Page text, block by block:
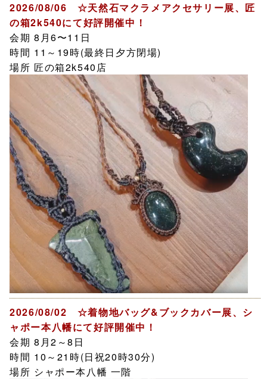
2026/08/06 ☆天然石マクラメアクセサリー展、匠
の箱2k540にて好評開催中！
会期 8月6〜11日
時間 11～19時(最終日夕方閉場)
場所 匠の箱2k540店
2026/08/02 ☆着物地バッグ&ブックカバー展、シ
ャポー本八幡にて好評開催中！
会期 8月2～8日
時間 10～21時(日祝20時30分)
場所 シャポー本八幡 一階